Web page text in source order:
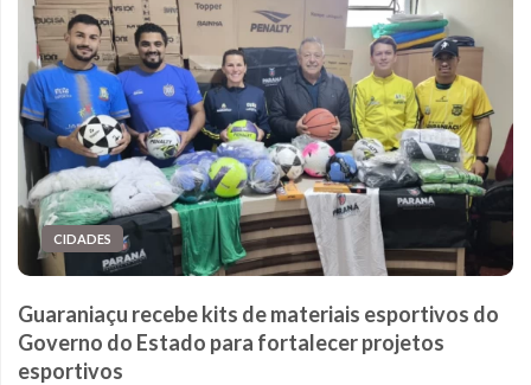
CIDADES
Guaraniaçu recebe kits de materiais esportivos do
Governo do Estado para fortalecer projetos
esportivos